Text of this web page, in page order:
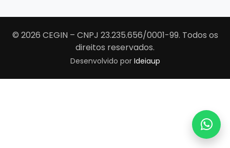
© 2026 CEGIN – CNPJ 23.235.656/0001-99. Todos os
direitos reservados.
Desenvolvido por Ideiaup